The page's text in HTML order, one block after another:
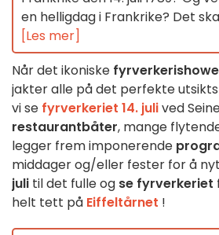
en helligdag i Frankrike? Det
[Les mer]
Når det ikoniske
jakter alle på det perfekte
vi se fyrverkeriet 14. julived
restaurantbåter, mange
legger frem imponerende
middager og/eller fester for å
juli til det fulle og se fyrverkeriet
helt tett på Eiffeltårnet !